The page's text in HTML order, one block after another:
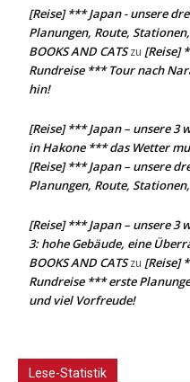
[Reise] *** Japan - unsere
Planungen, Route,
BOOKS AND CATSzu [Reise]
Rundreise *** Tour nach
hin!
[Reise] *** Japan – unsere
in Hakone *** das Wetter
[Reise] *** Japan – unsere
Planungen, Route,
[Reise] *** Japan – unsere 3
3: hohe Gebäude, eine
BOOKS AND CATSzu [Reise]
Rundreise *** erste
und viel Vorfreude!
Lese-Statistik